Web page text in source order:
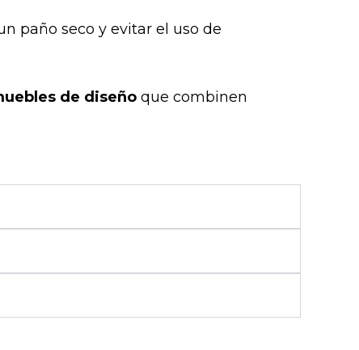
paño seco y evitar el uso de
de diseño que combinen